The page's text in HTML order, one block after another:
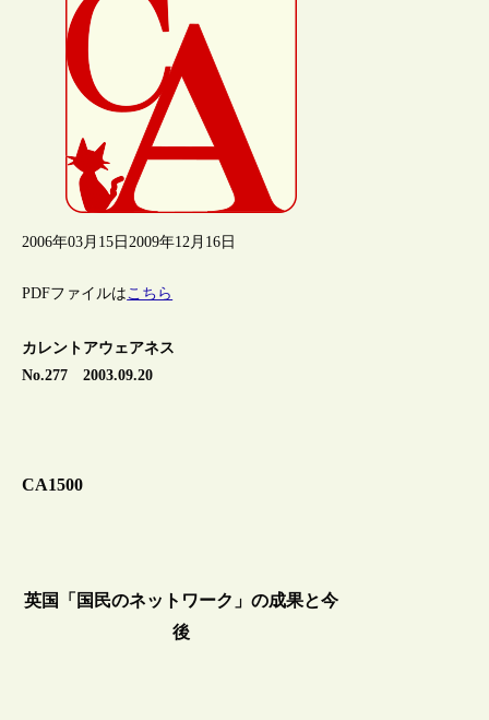
2006年03月15日 2009年12月16日
PDFファイルはこちら
カレントアウェアネス
No.277 2003.09.20
CA1500
英国「国民のネットワーク」の成果と今
後